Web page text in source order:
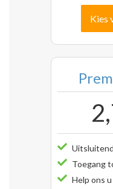
Kies
Toegang
Help ons